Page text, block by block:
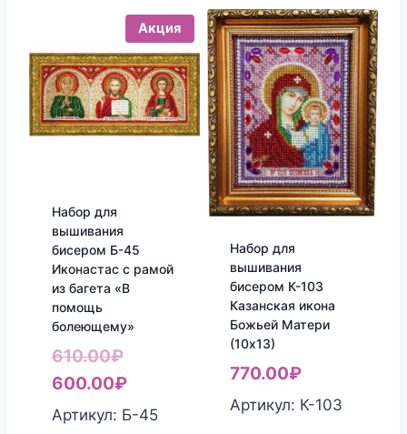
Акция
Набор для
вышивания
бисером Б-45
Иконастас с рамой
из багета «В
помощь
болеющему»
610.00₽Первоначальная
цена
составляла
600.00₽Текущая
цена:
Артикул: Б-45
Набор для
вышивания
бисером К-103
Казанская икона
Божьей Матери
(10х13)
770.00₽
Артикул: К-103